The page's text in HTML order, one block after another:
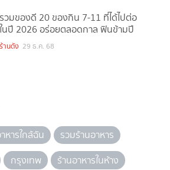
รวมของดี 20 ของกิน 7-11 ที่ได้ไปต่อ
ในปี 2026 อร่อยตลอดกาล ฟินข้ามปี
ร้านดัง 29 ธ.ค. 68
หารใกล้ฉัน
รวมร้านอาหาร
กรุงเทพ
ร้านอาหารในห้าง